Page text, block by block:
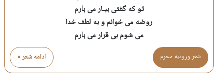
تو که گفتی ببـار می بارم
روضه می خوانم و به لطف خدا
می شوم بی قرار می بارم
ادامه شعر » شعر وروديه محرم